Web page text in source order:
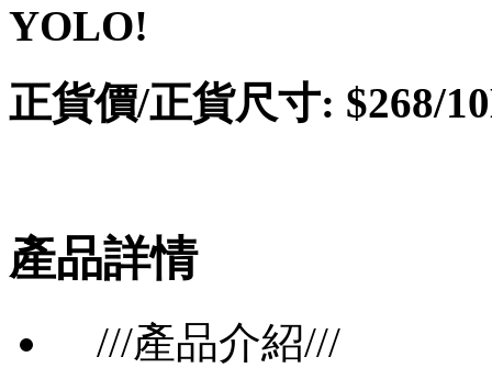
YOLO!
正貨價/正貨尺寸: $268/
產品詳情
///產品介紹///